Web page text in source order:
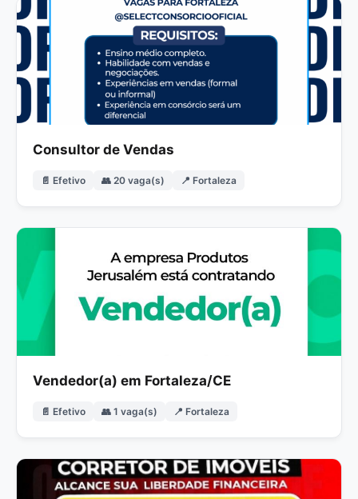
Consultor de Vendas
📄 Efetivo 👥 20 vaga(s) 📍 Fortaleza
Vendedor(a) em Fortaleza/CE
📄 Efetivo 👥 1 vaga(s) 📍 Fortaleza